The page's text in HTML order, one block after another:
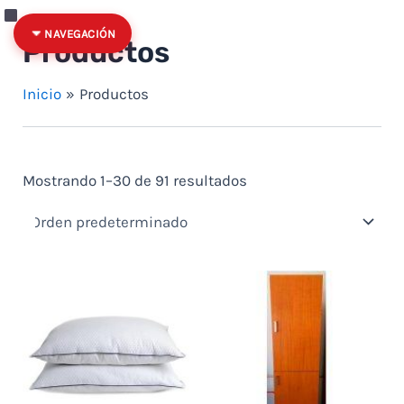
Ir al contenido
Categoría
Estado
NAVEGACIÓN
Productos
Inicio Productos
Mostrando 1–30 de 91 resultados